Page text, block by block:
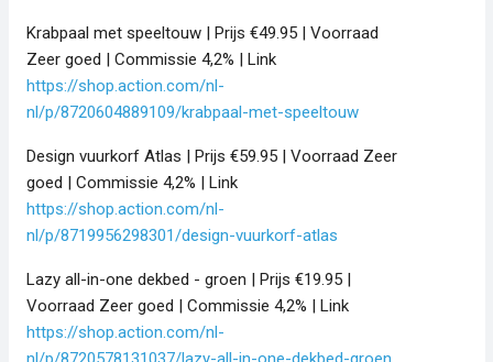
Krabpaal met speeltouw | Prijs €49.95 | Voorraad
Zeer goed | Commissie 4,2% | Link
https://shop.action.com/nl-
nl/p/8720604889109/krabpaal-met-speeltouw
Design vuurkorf Atlas | Prijs €59.95 | Voorraad Zeer
goed | Commissie 4,2% | Link
https://shop.action.com/nl-
nl/p/8719956298301/design-vuurkorf-atlas
Lazy all-in-one dekbed - groen | Prijs €19.95 |
Voorraad Zeer goed | Commissie 4,2% | Link
https://shop.action.com/nl-